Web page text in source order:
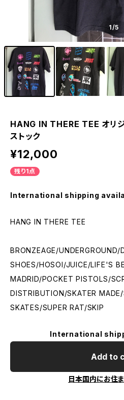
1/5
HANG IN THERE TEE オ
ストック
¥12,000
残り1点
International shipping
HANG IN THERE TEE
BRONZEAGE/UNDERGROUND/
SHOES/HOSOI/JUICE/LIFE'S
MADRID/POCKET PISTOLS/
DISTRIBUTION/SKATER
SKATES/SUPER RAT/SKIP
International
Add to
日本国内にお住